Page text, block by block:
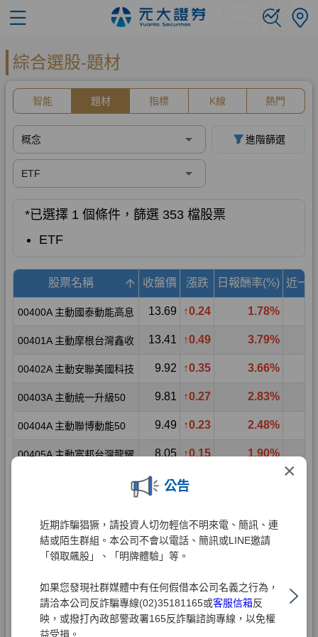
×
公告
近期詐騙猖獗，請投資人切勿輕信不明來電、簡訊、連
結或陌生群組。本公司不會以電話、簡訊或LINE邀請
「領取飆股」、「明牌體驗」等。
如果您發現社群媒體中有任何假借本公司名義之行為，
請洽本公司反詐騙專線(02)35181165或客服信箱反
映，或撥打內政部警政署165反詐騙諮詢專線，以免權
益受損。